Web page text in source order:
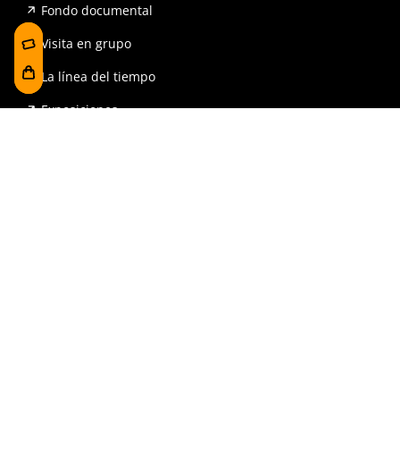
Fondo documental
Visita en grupo
La línea del tiempo
Exposiciones